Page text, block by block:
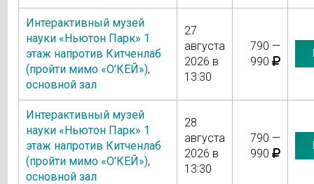
Интерактивный музей
науки «Ньютон Парк» 1
этаж напротив Китченлаб
(пройти мимо «О’КЕЙ»),
основной зал
27
августа
2026 в
13:30
790 —
990
Интерактивный музей
науки «Ньютон Парк» 1
этаж напротив Китченлаб
(пройти мимо «О’КЕЙ»),
основной зал
28
августа
2026 в
13:30
790 —
990